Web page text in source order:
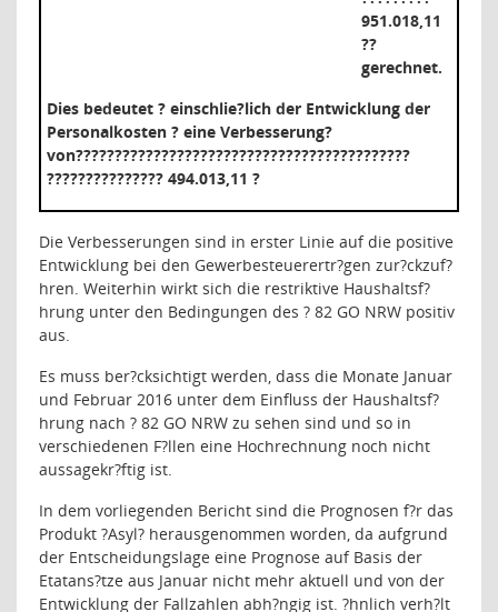
951.018,11
??
gerechnet.
Dies bedeutet ? einschlie?lich der Entwicklung der
Personalkosten ? eine Verbesserung?
von???????????????????????????????????????????
???????????????494.013,11 ?
Die Verbesserungen sind in erster Linie auf die positive
Entwicklung bei den Gewerbesteuerertr?gen zur?ckzuf?
hren. Weiterhin wirkt sich die restriktive Haushaltsf?
hrung unter den Bedingungen des ? 82 GO NRW positiv
aus.
Es muss ber?cksichtigt werden, dass die Monate Januar
und Februar 2016 unter dem Einfluss der Haushaltsf?
hrung nach ? 82 GO NRW zu sehen sind und so in
verschiedenen F?llen eine Hochrechnung noch nicht
aussagekr?ftig ist.
In dem vorliegenden Bericht sind die Prognosen f?r das
Produkt ?Asyl? herausgenommen worden, da aufgrund
der Entscheidungslage eine Prognose auf Basis der
Etatans?tze aus Januar nicht mehr aktuell und von der
Entwicklung der Fallzahlen abh?ngig ist. ?hnlich verh?lt